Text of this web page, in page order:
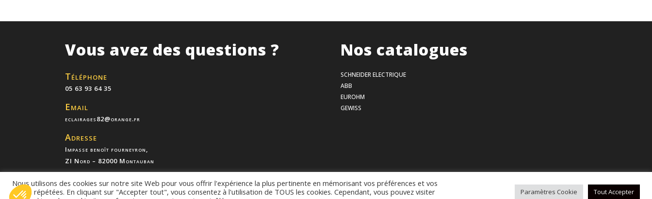
Vous avez des questions ?
Téléphone
05 63 93 64 35
Email
eclairages82@orange.fr
Adresse
Impasse benoît fourneyron,
ZI Nord – 82000 Montauban
Nos catalogues
SCHNEIDER ELECTRIQUE
ABB
EUROHM
GEWISS
Mentions légales– Politique de confidentialité–Conditions générales de vente
Nous utilisons des cookies sur notre site Web pour vous offrir l'expérience la plus pertinente en mémorisant vos préférences et vos
visites répétées. En cliquant sur "Accepter tout", vous consentez à l'utilisation de TOUS les cookies. Cependant, vous pouvez visiter
Paramètres Cookie Tout Accepter